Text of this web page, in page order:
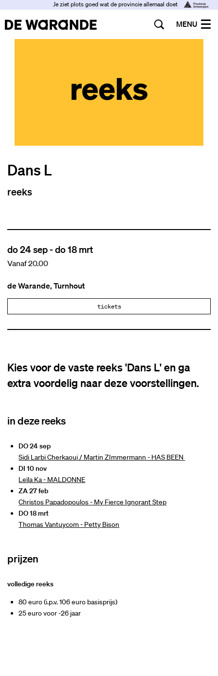
Je ziet plots goed wat de provincie allemaal doet
MENU
Dans L
reeks
do 24 sep- do 18 mrt
Vanaf 20.00
de Warande, Turnhout
tickets
Kies voor de vaste reeks 'Dans L' en ga
extra voordelig naar deze voorstellingen.
in deze reeks
DO 24 sep
Sidi Larbi Cherkaoui / Martin ZImmermann - HAS BEEN
DI 10 nov
Leïla Ka - MALDONNE
ZA 27 feb
Christos Papadopoulos - My Fierce Ignorant Step
DO 18 mrt
Thomas Vantuycom - Petty Bison
prijzen
volledige reeks
80 euro (i.p.v. 106 euro basisprijs)
25 euro voor -26 jaar